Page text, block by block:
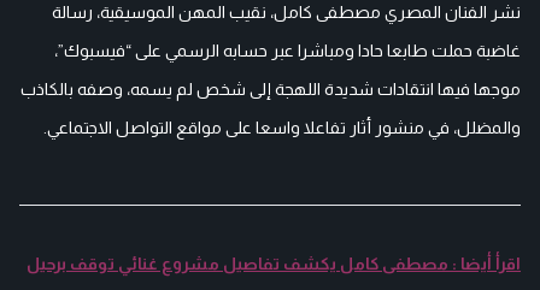
نشر الفنان المصري مصطفى كامل، نقيب المهن الموسيقية، رسالة
غاضبة حملت طابعا حادا ومباشرا عبر حسابه الرسمي على “فيسبوك”،
موجها فيها انتقادات شديدة اللهجة إلى شخص لم يسمه، وصفه بالكاذب
والمضلل، في منشور أثار تفاعلا واسعا على مواقع التواصل الاجتماعي.
اقرأ أيضا : مصطفى كامل يكشف تفاصيل مشروع غنائي توقف برحيل